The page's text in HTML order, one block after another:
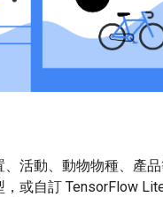
、活動、動物物種、產
或自訂 TensorFlow